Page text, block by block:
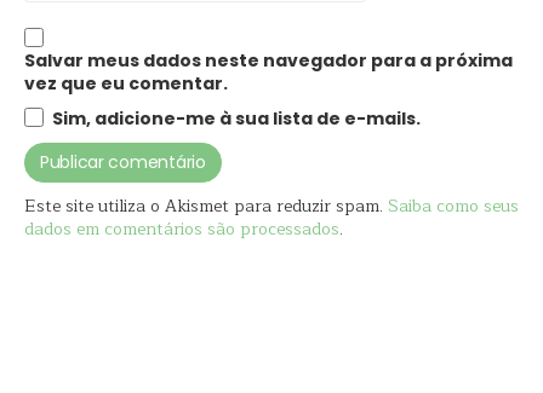
Salvar meus dados neste navegador para a próxima
vez que eu comentar.
Sim, adicione-me à sua lista de e-mails.
Este site utiliza o Akismet para reduzir spam. Saiba como seus
dados em comentários são processados.